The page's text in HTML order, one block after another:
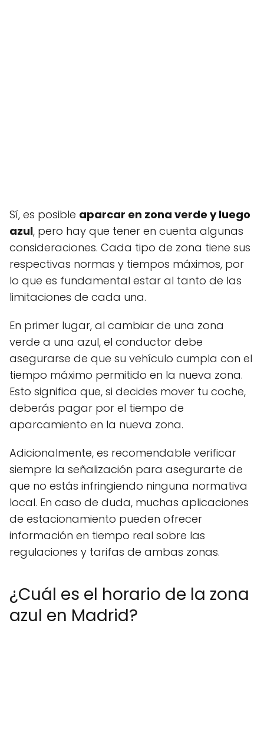
Sí, es posible aparcar en zona verde y luego
azul, pero hay que tener en cuenta algunas
consideraciones. Cada tipo de zona tiene sus
respectivas normas y tiempos máximos, por
lo que es fundamental estar al tanto de las
limitaciones de cada una.
En primer lugar, al cambiar de una zona
verde a una azul, el conductor debe
asegurarse de que su vehículo cumpla con el
tiempo máximo permitido en la nueva zona.
Esto significa que, si decides mover tu coche,
deberás pagar por el tiempo de
aparcamiento en la nueva zona.
Adicionalmente, es recomendable verificar
siempre la señalización para asegurarte de
que no estás infringiendo ninguna normativa
local. En caso de duda, muchas aplicaciones
de estacionamiento pueden ofrecer
información en tiempo real sobre las
regulaciones y tarifas de ambas zonas.
¿Cuál es el horario de la zona
azul en Madrid?